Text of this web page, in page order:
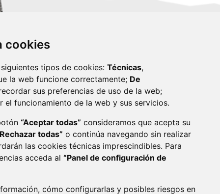
cookies
tipos de cookies: Técnicas,
la web funcione correctamente; De
sus preferencias de uso de la web;
el funcionamiento de la web y sus servicios.
“Aceptar todas” consideramos que acepta su
todas” o continúa navegando sin realizar
las cookies técnicas imprescindibles. Para
acceda al “Panel de configuración de
cómo configurarlas y posibles riesgos en
monzon.es
DE COOKIES
ACCESIBILIDAD